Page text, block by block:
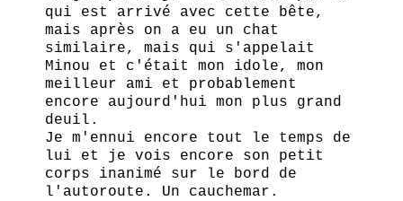
qui est arrivé avec cette bête,
mais après on a eu un chat
similaire, mais qui s'appelait
Minou et c'était mon idole, mon
meilleur ami et probablement
encore aujourd'hui mon plus grand
deuil.
Je m'ennui encore tout le temps de
lui et je vois encore son petit
corps inanimé sur le bord de
l'autoroute. Un cauchemar.